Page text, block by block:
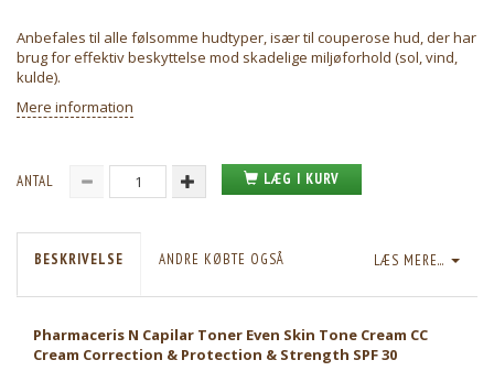
Anbefales til alle følsomme hudtyper, især til couperose hud, der har
brug for effektiv beskyttelse mod skadelige miljøforhold (sol, vind,
kulde).
Mere information
ANTAL LÆG I KURV
LÆS MERE...
BESKRIVELSE ANDRE KØBTE OGSÅ
Pharmaceris N Capilar Toner Even Skin Tone Cream CC
Cream Correction & Protection & Strength SPF 30